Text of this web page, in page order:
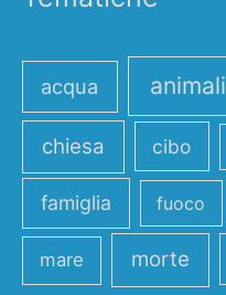
acqua animali
chiesa cibo
famiglia fuoco
mare morte